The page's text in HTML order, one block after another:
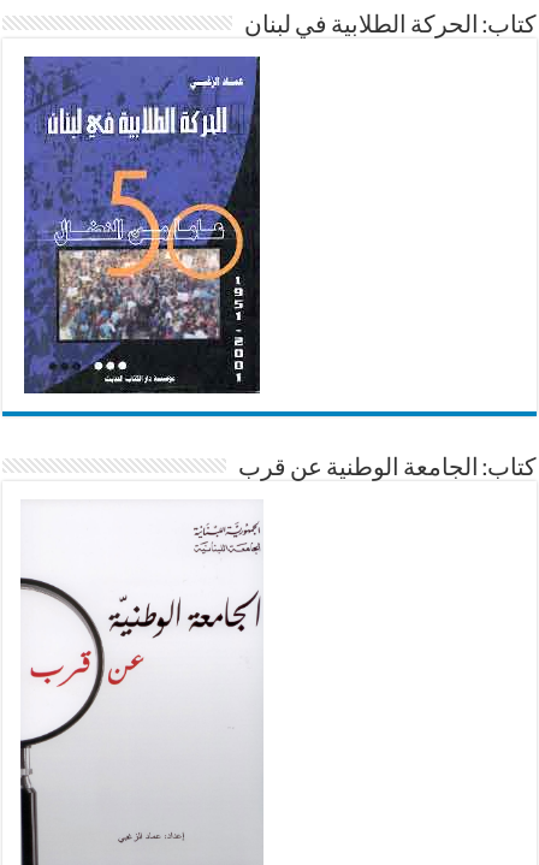
كتاب: الحركة الطلابية في لبنان
كتاب: الجامعة الوطنية عن قرب